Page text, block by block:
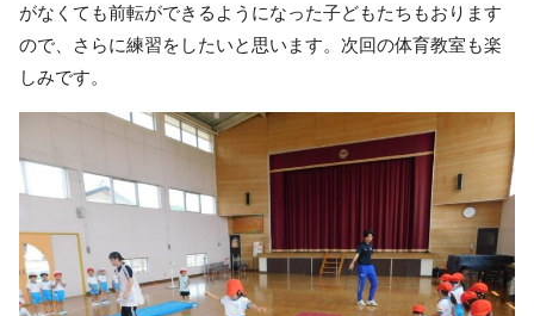
がなくても前転ができるようになった子どもたちもおります
ので、さらに練習をしたいと思います。次回の体育教室も楽
しみです。